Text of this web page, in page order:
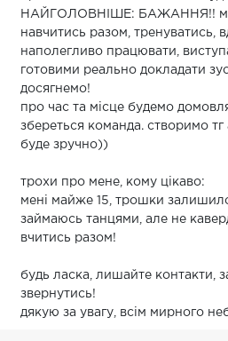
НАЙГОЛОВНІШЕ: БАЖАННЯ!!
навчитись разом, тренуватись,
наполегливо працювати,
готовими реально докладати
досягнемо!
про час та місце будемо
збереться команда. створимо тг
буде зручно))
трохи про мене, кому цікаво:
мені майже 15, трошки
займаюсь танцями, але не
вчитись разом!
будь ласка, лишайте контакти,
звернутись!
дякую за увагу, всім мирного